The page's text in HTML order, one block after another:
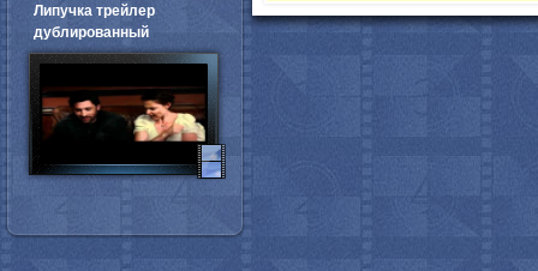
Липучка трейлер
дублированный